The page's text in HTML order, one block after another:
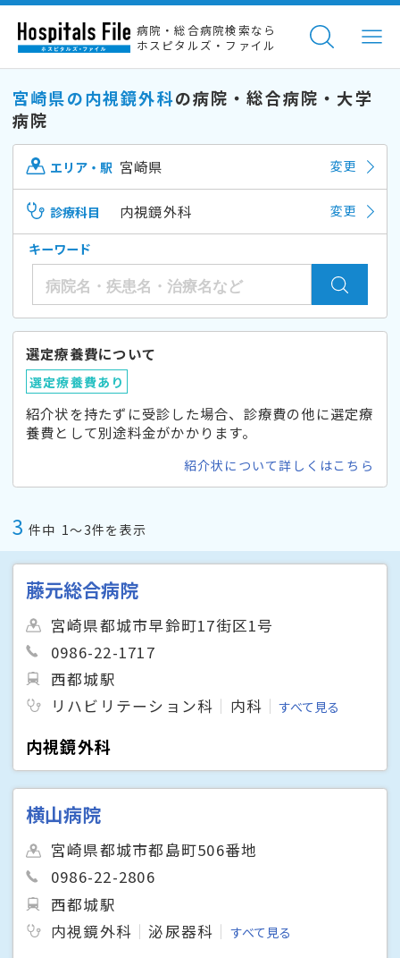
病院・総合病院検索なら
ホスピタルズ・ファイル
宮崎県の内視鏡外科の病院・総合病院・大学
病院
エリア・駅 宮崎県 変更
診療科目 内視鏡外科 変更
キーワード
選定療養費について
選定療養費あり
紹介状を持たずに受診した場合、診療費の他に選定療
養費として別途料金がかかります。
紹介状について詳しくはこちら
3 件中 1〜3件を表示
藤元総合病院
宮崎県都城市早鈴町17街区1号
0986-22-1717
西都城駅
リハビリテーション科
内科 すべて見る
内視鏡外科
横山病院
宮崎県都城市都島町506番地
0986-22-2806
西都城駅
内視鏡外科
泌尿器科 すべて見る